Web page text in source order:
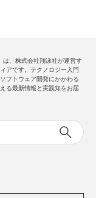
は、株式会社翔泳社が運営す
アです。テクノロジー入門
フトウェア開発にかかわる
る最新情報と実践知をお届